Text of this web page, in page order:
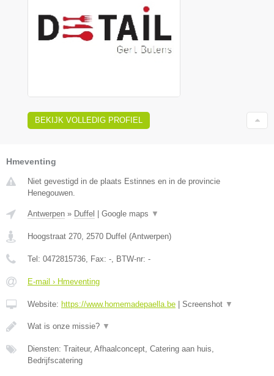
BEKIJK VOLLEDIG PROFIEL
Hmeventing
Niet gevestigd in de plaats Estinnes en in de provincie
Henegouwen.
Antwerpen » Duffel Google maps ▼
Hoogstraat 270, 2570 Duffel (Antwerpen)
Tel: 0472815736, Fax: -, BTW-nr: -
E-mail › Hmeventing
Website: https://www.homemadepaella.be Screenshot ▼
Wat is onze missie? ▼
Diensten: Traiteur, Afhaalconcept, Catering aan huis,
Bedrijfscatering